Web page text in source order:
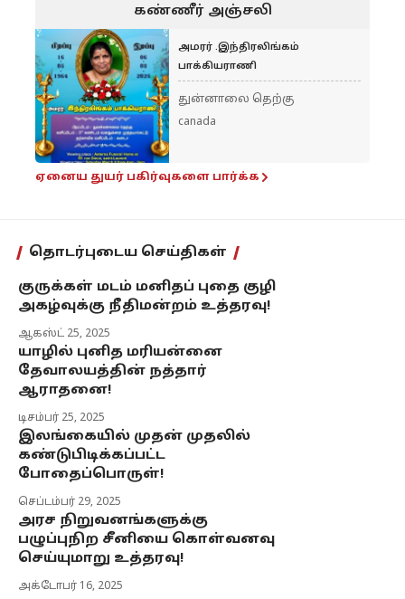
கண்ணீர் அஞ்சலி
அமரர் .இந்திரலிங்கம்
பாக்கியராணி
துன்னாலை தெற்கு
canada
ஏனைய துயர் பகிர்வுகளை பார்க்க
தொடர்புடைய செய்திகள்
குருக்கள் மடம் மனிதப் புதை குழி
அகழ்வுக்கு நீதிமன்றம் உத்தரவு!
ஆகஸ்ட் 25, 2025
யாழில் புனித மரியன்னை
தேவாலயத்தின் நத்தார்
ஆராதனை!
டிசம்பர் 25, 2025
இலங்கையில் முதன் முதலில்
கண்டுபிடிக்கப்பட்ட
போதைப்பொருள்!
செப்டம்பர் 29, 2025
அரச நிறுவனங்களுக்கு
பழுப்புநிற சீனியை கொள்வனவு
செய்யுமாறு உத்தரவு!
அக்டோபர் 16, 2025